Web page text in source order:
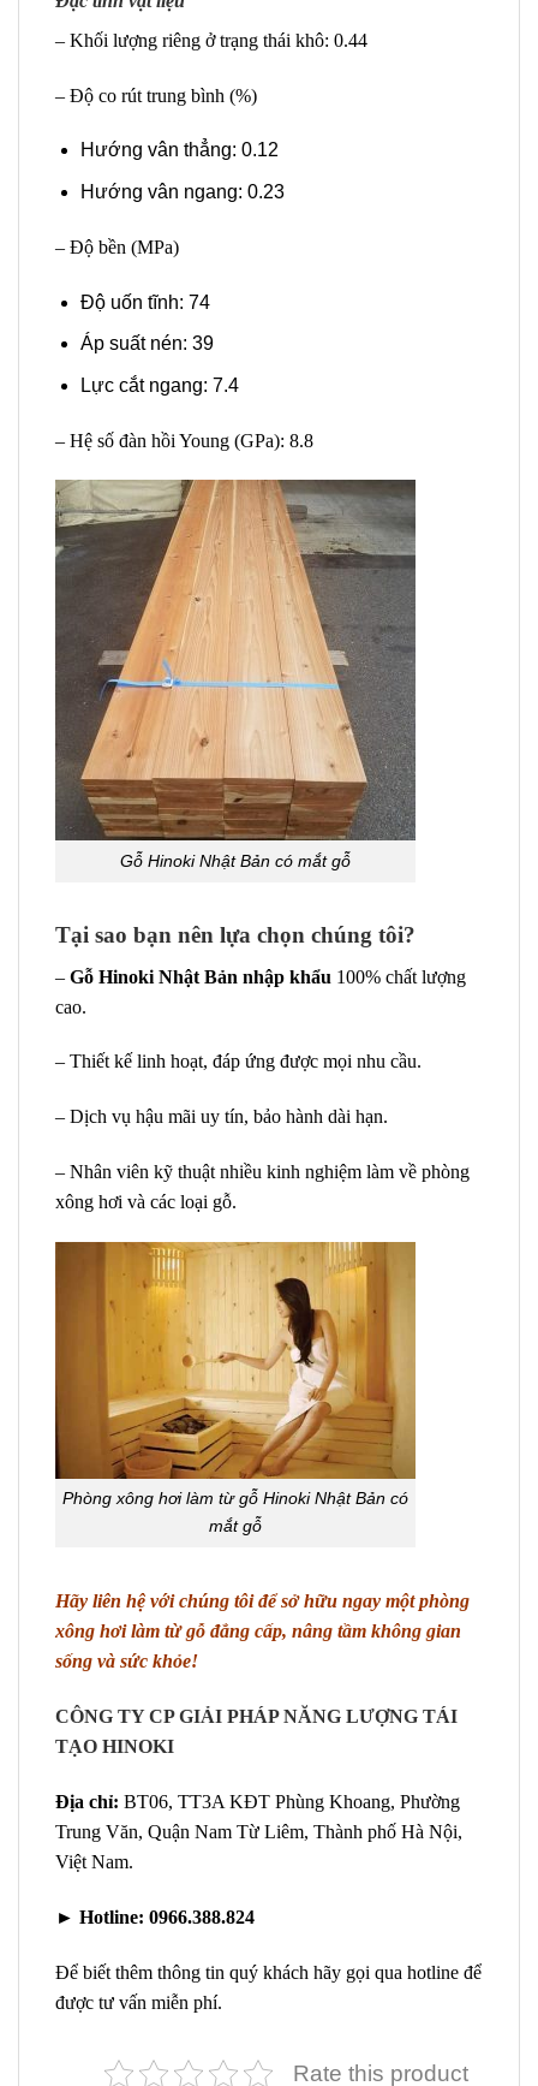
– Khối lượng riêng ở trạng thái khô: 0.44
– Độ co rút trung bình (%)
Hướng vân thẳng: 0.12
Hướng vân ngang: 0.23
– Độ bền (MPa)
Độ uốn tĩnh: 74
Áp suất nén: 39
Lực cắt ngang: 7.4
– Hệ số đàn hồi Young (GPa): 8.8
Gỗ Hinoki Nhật Bản có mắt gỗ
Tại sao bạn nên lựa chọn chúng tôi?
– Gỗ Hinoki Nhật Bản nhập khẩu 100% chất lượng
cao.
– Thiết kế linh hoạt, đáp ứng được mọi nhu cầu.
– Dịch vụ hậu mãi uy tín, bảo hành dài hạn.
– Nhân viên kỹ thuật nhiều kinh nghiệm làm về phòng
xông hơi và các loại gỗ.
Phòng xông hơi làm từ gỗ Hinoki Nhật Bản có
mắt gỗ
Hãy liên hệ với chúng tôi để sở hữu ngay một phòng
xông hơi làm từ gỗ đẳng cấp, nâng tầm không gian
sống và sức khỏe!
CÔNG TY CP GIẢI PHÁP NĂNG LƯỢNG TÁI
TẠO HINOKI
Địa chỉ: BT06, TT3A KĐT Phùng Khoang, Phường
Trung Văn, Quận Nam Từ Liêm, Thành phố Hà Nội,
Việt Nam.
► Hotline: 0966.388.824
Để biết thêm thông tin quý khách hãy gọi qua hotline để
được tư vấn miễn phí.
Rate this product